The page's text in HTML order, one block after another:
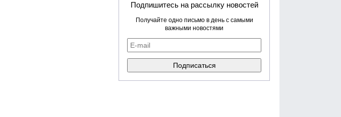
Подпишитесь на рассылку новостей
Получайте одно письмо в день с самыми
важными новостями